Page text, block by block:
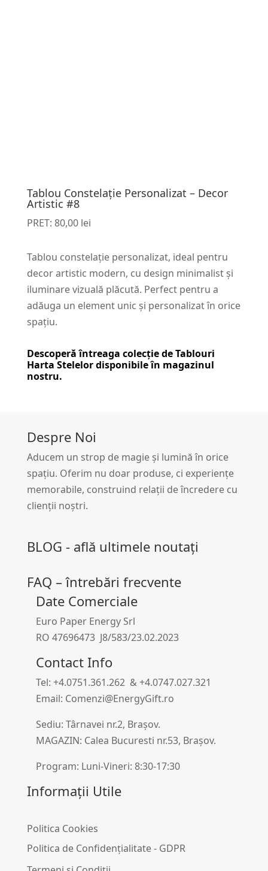
Tablou Constelație Personalizat – Decor
Artistic #8
PRET: 80,00 lei
Tablou constelație personalizat, ideal pentru
decor artistic modern, cu design minimalist și
iluminare vizuală plăcută. Perfect pentru a
adăuga un element unic și personalizat în orice
spațiu.
Descoperă întreaga colecție deTablouri
Harta Stelelordisponibile în magazinul
nostru.
Despre Noi
Aducem un strop de magie și lumină în orice
spațiu. Oferim nu doar produse, ci experiențe
memorabile, construind relații de încredere cu
clienții noștri.
BLOG - află ultimele noutați
FAQ – întrebări frecvente
Date Comerciale
Euro Paper Energy Srl
RO 47696473 J8/583/23.02.2023
Contact Info
Tel: +4.0751.361.262 & +4.0747.027.321
Email: Comenzi@EnergyGift.ro
Sediu: Târnavei nr.2, Brașov.
MAGAZIN: Calea Bucuresti nr.53, Brașov.
Program: Luni-Vineri: 8:30-17:30
Informații Utile
Politica Cookies
Politica de Confidențialitate - GDPR